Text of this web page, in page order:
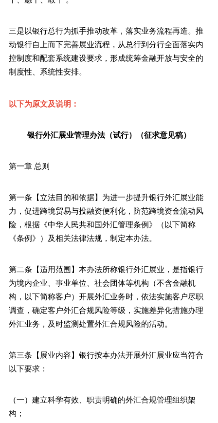
三是以银行总行为抓手推动改革，落实业务流程再造。推
动银行自上而下完善展业流程，从总行到分行全面落实内
控制度和配套系统建设要求，形成统筹金融开放与安全的
制度性、系统性安排。
以下为原文及说明：
银行外汇展业管理办法（试行）（征求意见稿）
第一章 总则
第一条【立法目的和依据】为进一步提升银行外汇展业能
力，促进跨境贸易与投融资便利化，防范跨境资金流动风
险，根据《中华人民共和国外汇管理条例》（以下简称
《条例》）及相关法律法规，制定本办法。
第二条【适用范围】本办法所称银行外汇展业，是指银行
为境内企业、事业单位、社会团体等机构（不含金融机
构，以下简称客户）开展外汇业务时，依法实施客户尽职
调查，确定客户外汇合规风险等级，实施差异化措施办理
外汇业务，及时监测处置外汇合规风险的活动。
第三条【展业内容】银行按本办法开展外汇展业应当符合
以下要求：
（一）建立科学有效、职责明确的外汇合规管理组织架
构；